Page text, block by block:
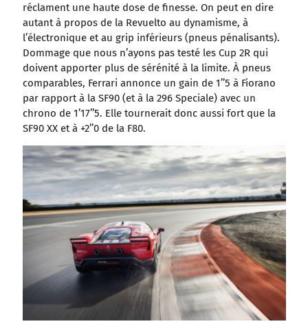
réclament une haute dose de finesse. On peut en dire
autant à propos de la Revuelto au dynamisme, à
l’électronique et au grip inférieurs (pneus pénalisants).
Dommage que nous n’ayons pas testé les Cup 2R qui
doivent apporter plus de sérénité à la limite. À pneus
comparables, Ferrari annonce un gain de 1’’5 à Fiorano
par rapport à la SF90 (et à la 296 Speciale) avec un
chrono de 1’17’’5. Elle tournerait donc aussi fort que la
SF90 XX et à +2’’0 de la F80.